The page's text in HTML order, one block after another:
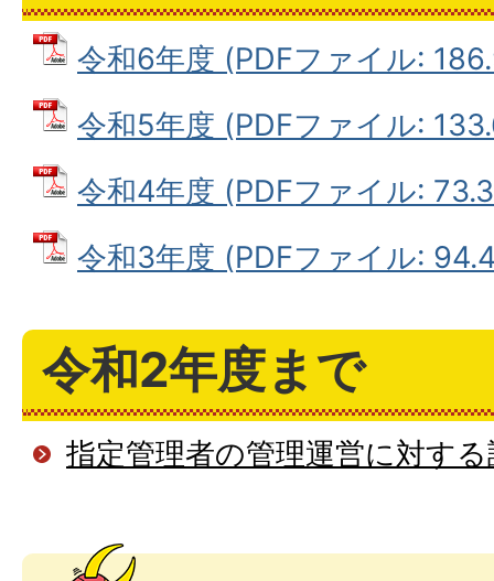
令和6年度 (PDFファイル:
令和5年度 (PDFファイル:
令和4年度 (PDFファイル:
令和3年度 (PDFファイル:
令和2年度まで
指定管理者の管理運営に対す